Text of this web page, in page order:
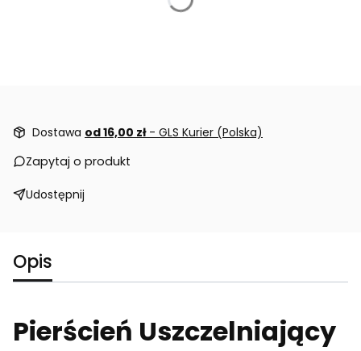
Dostawa od 16,00 zł - GLS Kurier (Polska)
Zapytaj o produkt
Udostępnij
Opis
Pierścień Uszczelniający